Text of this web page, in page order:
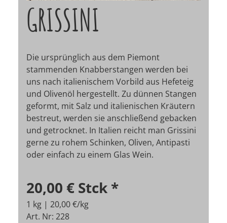
GRISSINI
Die ursprünglich aus dem Piemont
stammenden Knabberstangen werden bei
uns nach italienischem Vorbild aus Hefeteig
und Olivenöl hergestellt. Zu dünnen Stangen
geformt, mit Salz und italienischen Kräutern
bestreut, werden sie anschließend gebacken
und getrocknet. In Italien reicht man Grissini
gerne zu rohem Schinken, Oliven, Antipasti
oder einfach zu einem Glas Wein.
20,00 € Stck *
1 kg | 20,00 €/kg
Art. Nr: 228